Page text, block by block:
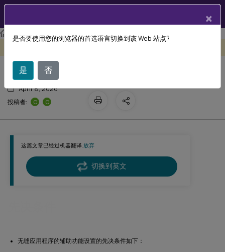
Citrix Virtual Apps and Desktops7 2511
这篇文章已经过机器翻译.放弃
切换到英文
无缝应用程序的辅助功能设置的先决条件如下：
先决条件
April 8, 2026
投稿者:
C C
×
是否要使用您的浏览器的首选语言切换到该 Web 站点?
是 否